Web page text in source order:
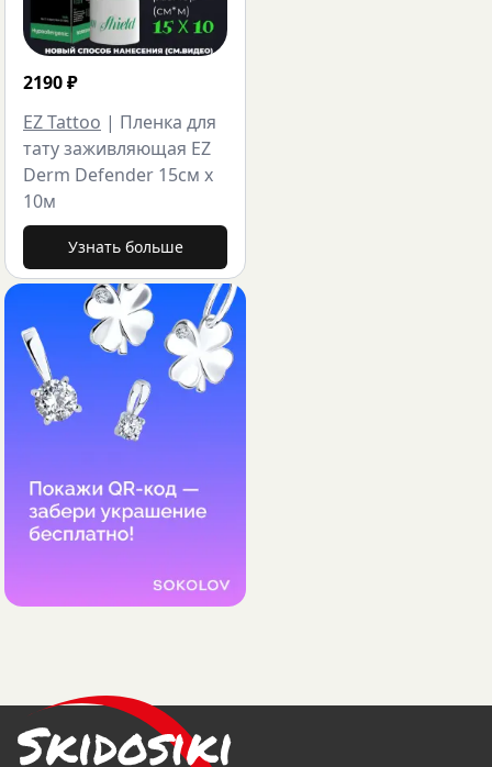
2190₽
EZ Tattoo | Пленка для
тату заживляющая EZ
Derm Defender 15см х
10м
Узнать больше